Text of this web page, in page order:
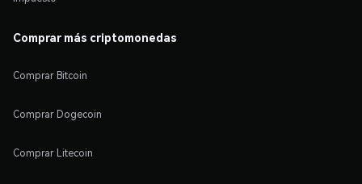
Comprar más criptomonedas
Comprar Bitcoin
Comprar Dogecoin
Comprar Litecoin